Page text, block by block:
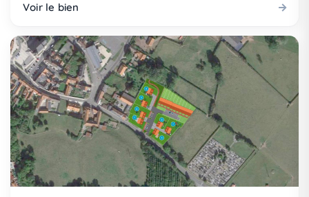
Voir le bien